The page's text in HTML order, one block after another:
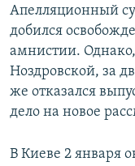
Апелляционный
добился
амнистии.
Ноздровской, за
же отказался
дело на новое
В Киеве 2 января